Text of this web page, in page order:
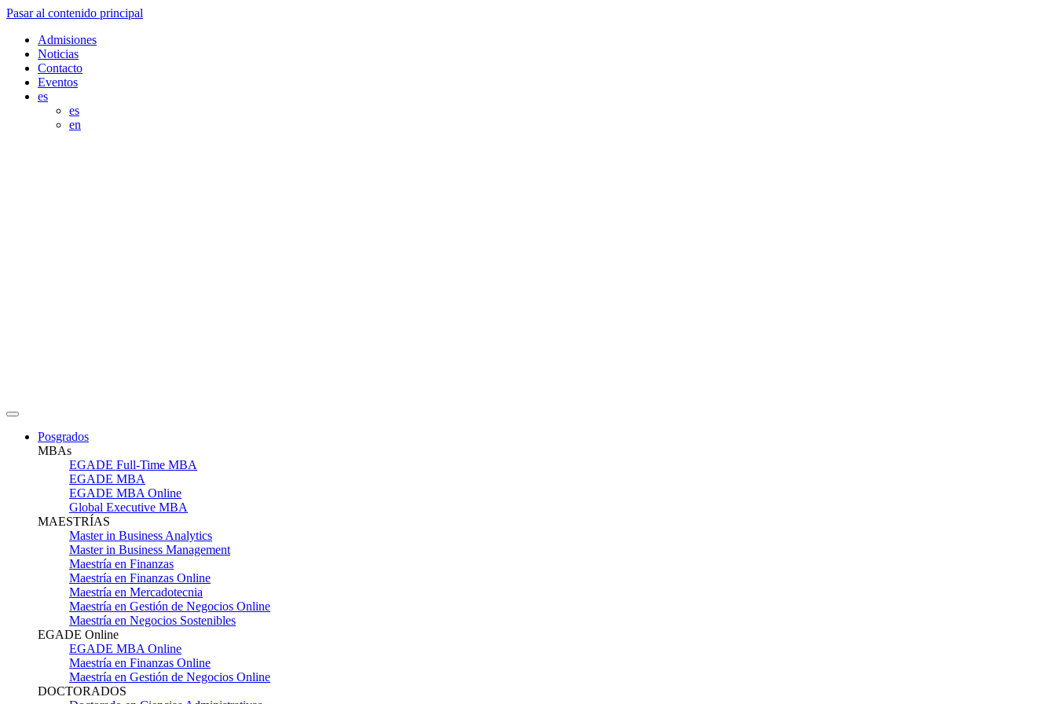
Pasar al contenido principal
Admisiones
Noticias
Contacto
Eventos
es
es
en
Posgrados
MBAs
EGADE Full-Time MBA
EGADE MBA
EGADE MBA Online
Global Executive MBA
MAESTRÍAS
Master in Business Analytics
Master in Business Management
Maestría en Finanzas
Maestría en Finanzas Online
Maestría en Mercadotecnia
Maestría en Gestión de Negocios Online
Maestría en Negocios Sostenibles
EGADE Online
EGADE MBA Online
Maestría en Finanzas Online
Maestría en Gestión de Negocios Online
DOCTORADOS